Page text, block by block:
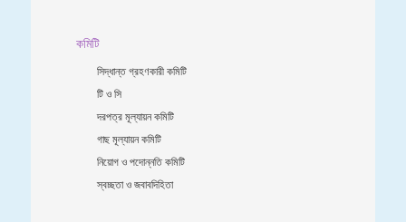
কমিটি
সিদ্ধান্ত গ্রহণকারী কমিটি
টি ও সি
দরপত্র মূল্যায়ন কমিটি
গাছ মূল্যায়ন কমিটি
নিয়োগ ও পদোন্নতি কমিটি
স্বচ্ছতা ও জবাবদিহিতা